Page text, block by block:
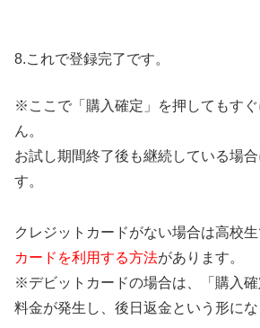
8.これで登録完了です。
※ここで「購入確定」を押してもす
ん。
お試し期間終了後も継続している場
す。
クレジットカードがない場合は高校
カードを利用する方法があります。
※デビットカードの場合は、「購入
料金が発生し、後日返金という形にな